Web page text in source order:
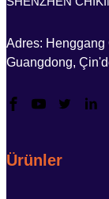
Adres:
Guangdong,
Ürünler